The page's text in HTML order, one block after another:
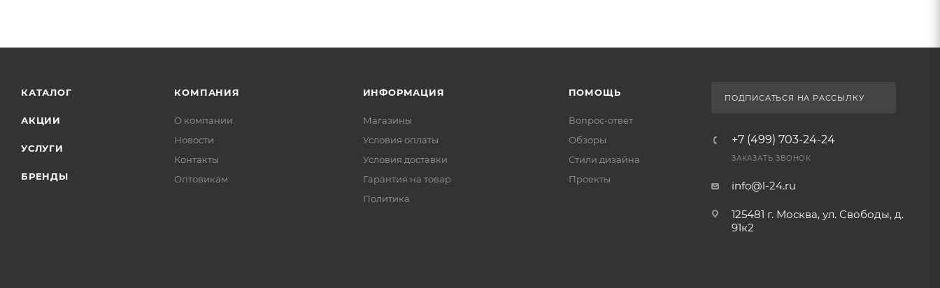
КАТАЛОГ
АКЦИИ
УСЛУГИ
БРЕНДЫ
КОМПАНИЯ
О компании
Новости
Контакты
Оптовикам
ИНФОРМАЦИЯ
Магазины
Условия оплаты
Условия доставки
Гарантия на товар
Политика
ПОМОЩЬ
Вопрос-ответ
Обзоры
Стили дизайна
Проекты
ПОДПИСАТЬСЯ НА РАССЫЛКУ
+7 (499) 703-24-24
ЗАКАЗАТЬ ЗВОНОК
info@l-24.ru
125481 г. Москва, ул. Свободы, д.
91к2